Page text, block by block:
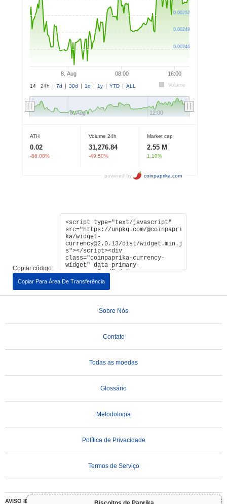
Copiar código:
Copiar Para Área De Transferência
Sobre Nós
Contato
Todas as moedas
Glossário
Metodologia
Política de Privacidade
Termos de Serviço
AVISO IMPORTANTE: As criptomoedas são altamente voláteis e envolvem riscos